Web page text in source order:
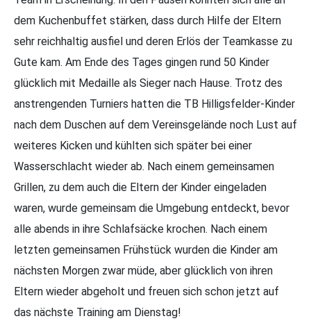
dem Kuchenbuffet stärken, dass durch Hilfe der Eltern
sehr reichhaltig ausfiel und deren Erlös der Teamkasse zu
Gute kam. Am Ende des Tages gingen rund 50 Kinder
glücklich mit Medaille als Sieger nach Hause. Trotz des
anstrengenden Turniers hatten die TB Hilligsfelder-Kinder
nach dem Duschen auf dem Vereinsgelände noch Lust auf
weiteres Kicken und kühlten sich später bei einer
Wasserschlacht wieder ab. Nach einem gemeinsamen
Grillen, zu dem auch die Eltern der Kinder eingeladen
waren, wurde gemeinsam die Umgebung entdeckt, bevor
alle abends in ihre Schlafsäcke krochen. Nach einem
letzten gemeinsamen Frühstück wurden die Kinder am
nächsten Morgen zwar müde, aber glücklich von ihren
Eltern wieder abgeholt und freuen sich schon jetzt auf
das nächste Training am Dienstag!